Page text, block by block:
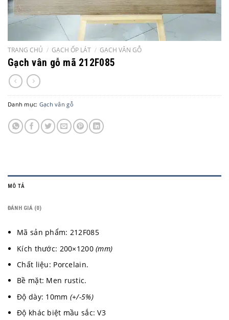
TRANG CHỦ / GẠCH ỐP LÁT / GẠCH VÂN GỖ
Gạch vân gỗ mã 212F085
Danh mục: Gạch vân gỗ
MÔ TẢ
ĐÁNH GIÁ (0)
Mã sản phẩm: 212F085
Kích thước: 200×1200(mm)
Chất liệu: Porcelain.
Bề mặt: Men rustic.
Độ dày: 10mm (+/-5%)
Độ khác biệt mầu sắc: V3